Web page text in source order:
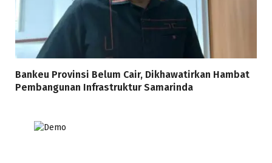
Bankeu Provinsi Belum Cair, Dikhawatirkan Hambat
Pembangunan Infrastruktur Samarinda